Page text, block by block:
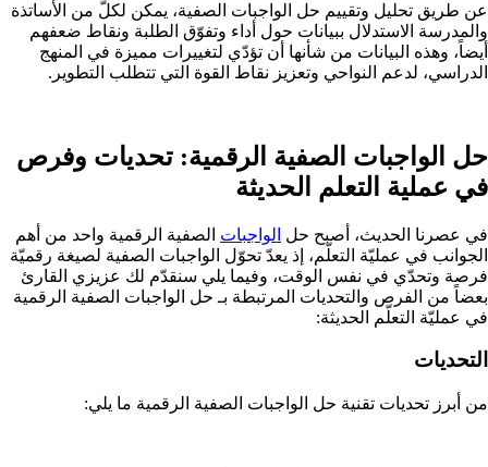
عن طريق تحليل وتقييم حل الواجبات الصفية، يمكن لكلّ من الأساتذة
والمدرسة الاستدلال ببيانات حول أداء وتفوّق الطلبة ونقاط ضعفهم
أيضاً، وهذه البيانات من شأنها أن تؤدّي لتغييرات مميزة في المنهج
الدراسي، لدعم النواحي وتعزيز نقاط القوة التي تتطلب التطوير.
حل الواجبات الصفية الرقمية: تحديات وفرص
في عملية التعلم الحديثة
في عصرنا الحديث، أصبح حل الواجبات الصفية الرقمية واحد من أهم
الجوانب في عمليّة التعلّم، إذ يعدّ تحوّل الواجبات الصفية لصيغة رقميّة
فرصة وتحدّي في نفس الوقت، وفيما يلي سنقدّم لك عزيزي القارئ
بعضاً من الفرص والتحديات المرتبطة بـ حل الواجبات الصفية الرقمية
في عمليّة التعلّم الحديثة:
التحديات
من أبرز تحديات تقنية حل الواجبات الصفية الرقمية ما يلي: